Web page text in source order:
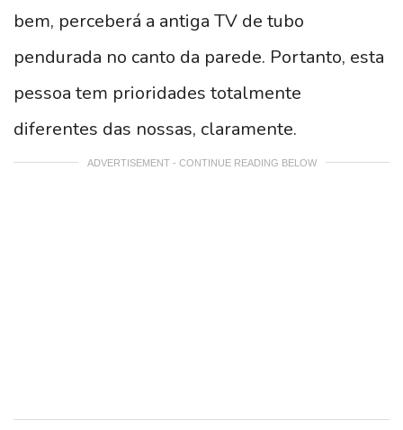
bem, perceberá a antiga TV de tubo
pendurada no canto da parede. Portanto, esta
pessoa tem prioridades totalmente
diferentes das nossas, claramente.
ADVERTISEMENT - CONTINUE READING BELOW